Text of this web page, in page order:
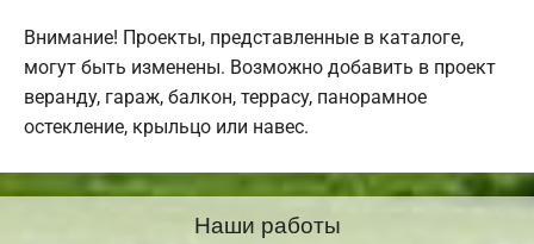
Внимание! Проекты, представленные в каталоге,
могут быть изменены. Возможно добавить в проект
веранду, гараж, балкон, террасу, панорамное
остекление, крыльцо или навес.
Наши работы